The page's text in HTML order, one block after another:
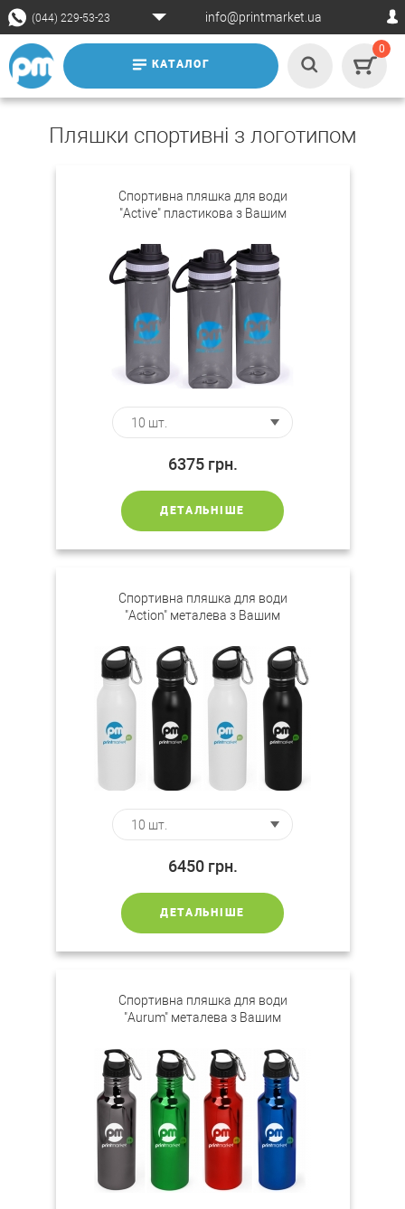
(044) 229-53-23 info@printmarket.ua
КАТАЛОГ
0
Пляшки спортивні з логотипом
Спортивна пляшка для води
"Active" пластикова з Вашим
6375 грн.
ДЕТАЛЬНІШЕ
Спортивна пляшка для води
"Action" металева з Вашим
6450 грн.
ДЕТАЛЬНІШЕ
Спортивна пляшка для води
"Aurum" металева з Вашим